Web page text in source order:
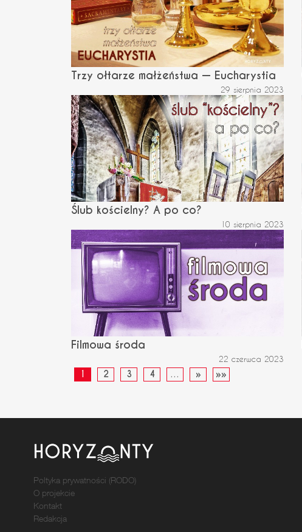
Trzy ołtarze małżeństwa — Eucharystia
29 sierpnia 2023
Ślub kościelny? A po co?
10 sierpnia 2023
Filmowa środa
22 czerwca 2023
1 2 3 4 … » »»
Poltyka prywatności (RODO)
O projekcie
Kontakt
Redakcja